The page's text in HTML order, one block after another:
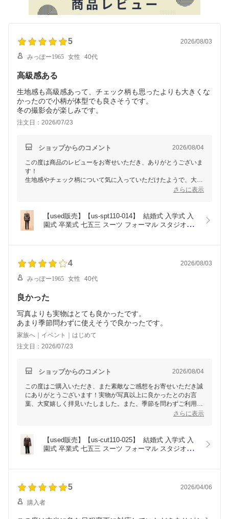
5 2026/08/03
みっぽー1965 女性 40代
高級感ある
生地感も高級感あって、チェック柄も思ったよりも大きくな
かったので小柄が体型でも良さそうです。
冬の撮影会が楽しみです。
注文日：2026/07/23
ショップからのコメント 2026/08/04
この度は商品のレビューをお寄せいただき、ありがとうございま
す！
生地感やチェック柄について気に入っていただけたようで、大変
ます！
さらに表示
【used販売】【us-spt110-014】  結婚式 入学式 入
園式 卒業式 七五三 スーツ フォーマル スタジオ衣
4 2026/08/03
みっぽー1965 女性 40代
良かった
写真よりも実物はとても良かったです。
家族へ｜イベント｜はじめて
注文日：2026/07/23
ショップからのコメント 2026/08/04
この度はご購入いただき、また素敵なご感想をお寄せいただき誠
にありがとうございます！実物が写真以上に良かったとのお言
葉、大変嬉しく拝見いたしました。また、季節を問わずご利用い
ただけるとのことで、商品の魅力を感じていただけたのは何より
ご愛用いただけましたら幸いです！
さらに表示
【used販売】【us-cut110-025】  結婚式 入学式 入
園式 卒業式 七五三 スーツ フォーマル スタジオ衣
5 2026/04/06
購入者